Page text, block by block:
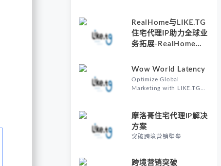
Proxies-Why
Understanding How
to Get a Sneaker Bot
RealHome与LIKE.TG
住宅代理IP助力全球业
务拓展-RealHome
Solutions Inc的核心价
值
Wow World Latency
Optimize Global
Marketing with LIKE.TG
Marketing
摩洛哥住宅代理IP解决
方案
突破跨境营销壁垒
跨境营销突破